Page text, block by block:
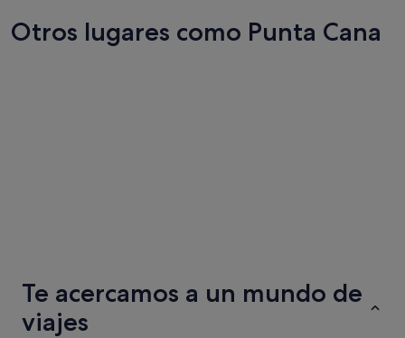
Otros lugares como Punta Cana
Te acercamos a un mundo de
viajes